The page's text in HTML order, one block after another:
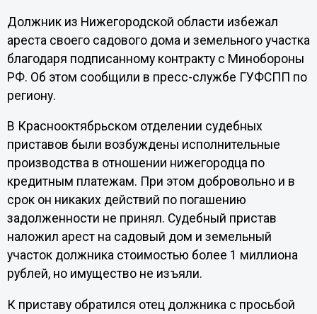
Должник из Нижегородской области избежал
ареста своего садового дома и земельного участка
благодаря подписанному контракту с Минобороны
РФ. Об этом сообщили в пресс-службе ГУФСПП по
региону.
В Краснооктябрьском отделении судебных
приставов были возбуждены исполнительные
производства в отношении нижегородца по
кредитным платежам. При этом добровольно и в
срок он никаких действий по погашению
задолженности не принял. Судебный пристав
наложил арест на садовый дом и земельный
участок должника стоимостью более 1 миллиона
рублей, но имущество не изъяли.
К приставу обратился отец должника с просьбой